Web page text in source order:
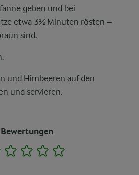
geben und bei
etwa 3½ Minuten rösten –
sind.
und Himbeeren auf den
und servieren.
Bewertungen
1 2 3 4